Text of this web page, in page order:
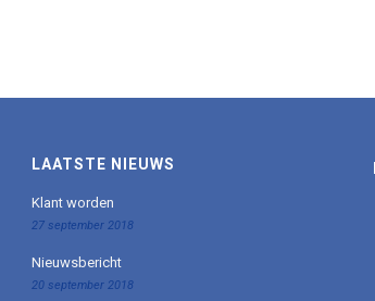
LAATSTE NIEUWS
Klant worden
27 september 2018
Nieuwsbericht
20 september 2018